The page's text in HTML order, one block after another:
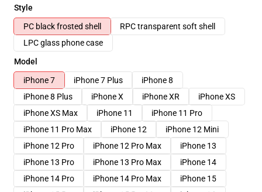
Style
PC black frosted shell
RPC transparent soft shell
LPC glass phone case
Model
iPhone 7
iPhone 7 Plus
iPhone 8
iPhone 8 Plus
iPhone X iPhone XR
iPhone XS
iPhone XS Max
iPhone 11
iPhone 11 Pro
iPhone 11 Pro Max
iPhone 12
iPhone 12 Mini
iPhone 12 Pro
iPhone 12 Pro Max
iPhone 13
iPhone 13 Pro
iPhone 13 Pro Max
iPhone 14
iPhone 14 Pro
iPhone 14 Pro Max
iPhone 15